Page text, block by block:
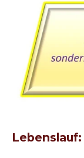
Lebenslauf: